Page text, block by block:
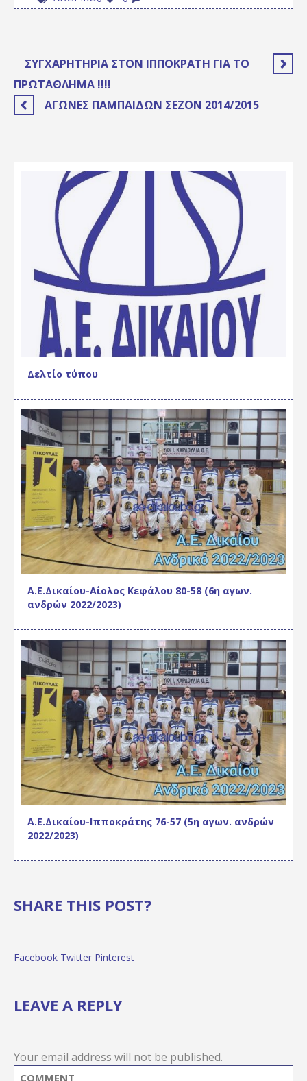
ΣΥΓΧΑΡΗΤΉΡΙΑ ΣΤΟΝ ΙΠΠΟΚΡΆΤΗ ΓΙΑ ΤΟ
ΠΡΩΤΆΘΛΗΜΑ !!!!
ΑΓΏΝΕΣ ΠΑΜΠΑΊΔΩΝ ΣΕΖΌΝ 2014/2015
Δελτίο τύπου
Α.Ε.Δικαίου-Αίολος Κεφάλου 80-58 (6η αγων.
ανδρών 2022/2023)
Α.Ε.Δικαίου-Ιπποκράτης 76-57 (5η αγων. ανδρών
2022/2023)
SHARE THIS POST?
Facebook Twitter Pinterest
LEAVE A REPLY
Your email address will not be published.